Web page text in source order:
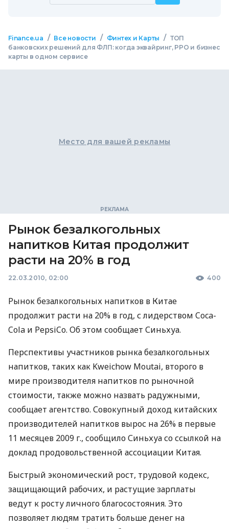
Finance.ua / Все новости / Финтех и Карты / ТОП
банковских решений для ФЛП: когда эквайринг, РРО и бизнес
карты в одном сервисе
Место для вашей рекламы
Рынок безалкогольных
напитков Китая продолжит
расти на 20% в год
22.03.2010, 02:00 400
Рынок безалкогольных напитков в Китае
продолжит расти на 20% в год, с лидерством Coca-
Cola и PepsiCo. Об этом сообщает Синьхуа.
Перспективы участников рынка безалкогольных
напитков, таких как Kweichow Moutai, второго в
мире производителя напитков по рыночной
стоимости, также можно назвать радужными,
сообщает агентство. Совокупный доход китайских
производителей напитков вырос на 26% в первые
11 месяцев 2009 г., сообщило Синьхуа со ссылкой на
доклад продовольственной ассоциации Китая.
Быстрый экономический рост, трудовой кодекс,
защищающий рабочих, и растущие зарплаты
ведут к росту личного благосостояния. Это
позволяет людям тратить больше денег на